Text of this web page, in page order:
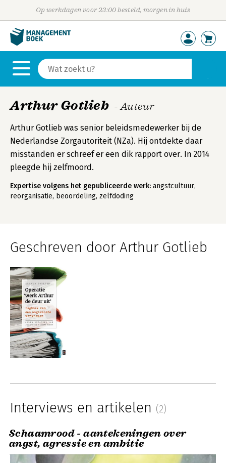
Op werkdagen voor 23:00 besteld, morgen in huis
Arthur Gotlieb - Auteur
Arthur Gotlieb was senior beleidsmedewerker bij de
Nederlandse Zorgautoriteit (NZa). Hij ontdekte daar
misstanden er schreef er een dik rapport over. In 2014
pleegde hij zelfmoord.
Expertise volgens het gepubliceerde werk: angstcultuur,
reorganisatie, beoordeling, zelfdoding
Geschreven door Arthur Gotlieb
Interviews en artikelen (2)
Schaamrood - aantekeningen over
angst, agressie en ambitie